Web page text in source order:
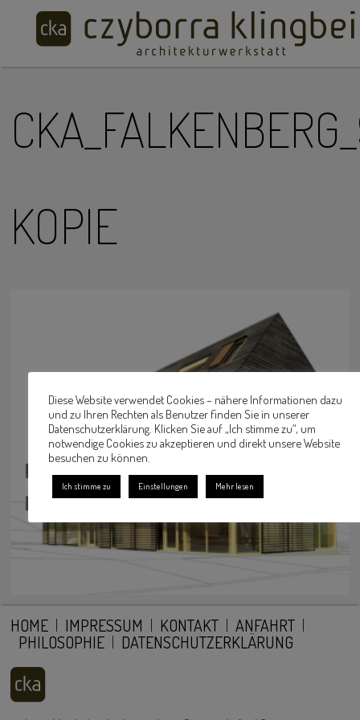
KOPIE
HOME IMPRESSUM KONTAKT
ANFAHRT
PHILOSOPHIE
DATENSCHUTZERKLÄRUNG
Diese Website verwendet Cookies – nähere Informationen dazu
und zu Ihren Rechten als Benutzer finden Sie in unserer
Datenschutzerklärung. Klicken Sie auf „Ich stimme zu“, um
notwendige Cookies zu akzeptieren und direkt unsere Website
besuchen zu können.
Ich stimme zu Einstellungen Mehr lesen